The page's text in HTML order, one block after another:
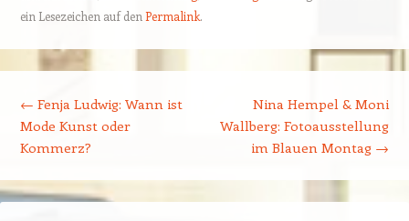
ein Lesezeichen auf den Permalink.
← Fenja Ludwig: Wann ist
Mode Kunst oder
Kommerz?
Nina Hempel & Moni
Wallberg: Fotoausstellung
im Blauen Montag →